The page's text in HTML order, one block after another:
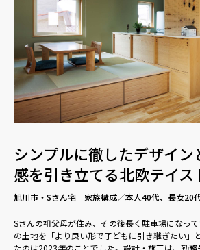
シンプルに徹したデザイ
感を引き立てる北欧テイス
旭川市・Sさん宅 家族構成／本人40代、長女20
Sさんの祖父母が住み、その後長く駐車場になっ
の土地を「より良い形で子どもに引き継ぎたい」
たのは2023年のことでした。設計・施工は、勤